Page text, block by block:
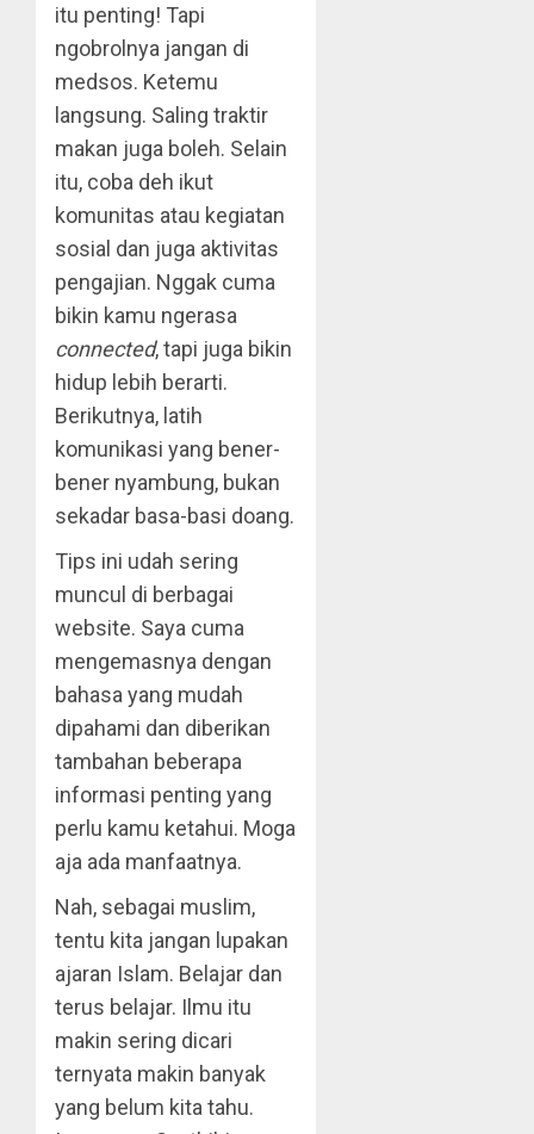
itu penting! Tapi
ngobrolnya jangan di
medsos. Ketemu
langsung. Saling traktir
makan juga boleh. Selain
itu, coba deh ikut
komunitas atau kegiatan
sosial dan juga aktivitas
pengajian. Nggak cuma
bikin kamu ngerasa
connected, tapi juga bikin
hidup lebih berarti.
Berikutnya, latih
komunikasi yang bener-
bener nyambung, bukan
sekadar basa-basi doang.
Tips ini udah sering
muncul di berbagai
website. Saya cuma
mengemasnya dengan
bahasa yang mudah
dipahami dan diberikan
tambahan beberapa
informasi penting yang
perlu kamu ketahui. Moga
aja ada manfaatnya.
Nah, sebagai muslim,
tentu kita jangan lupakan
ajaran Islam. Belajar dan
terus belajar. Ilmu itu
makin sering dicari
ternyata makin banyak
yang belum kita tahu.